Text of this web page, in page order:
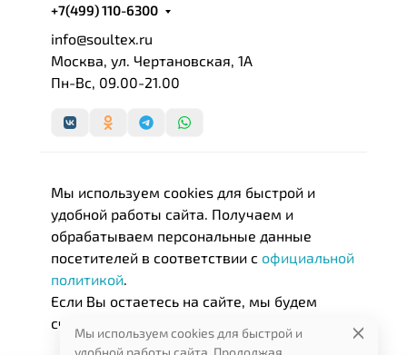
+7(499) 110-6300
info@soultex.ru
Москва, ул. Чертановская, 1А
Пн-Вс, 09.00-21.00
Мы используем cookies для быстрой и
удобной работы сайта. Получаем и
обрабатываем персональные данные
посетителей в соответствии с официальной
политикой
Если Вы остаетесь на сайте, мы будем
считать, что Вас это устраивает.
Мы используем cookies для быстрой и
удобной работы сайта. Продолжая